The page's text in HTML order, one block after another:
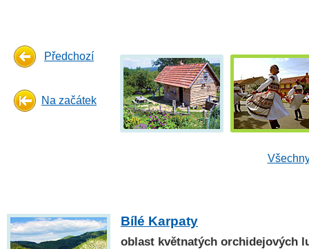
Předchozí
Na začátek
Bílé Karpaty
oblast květnatých orchidejových